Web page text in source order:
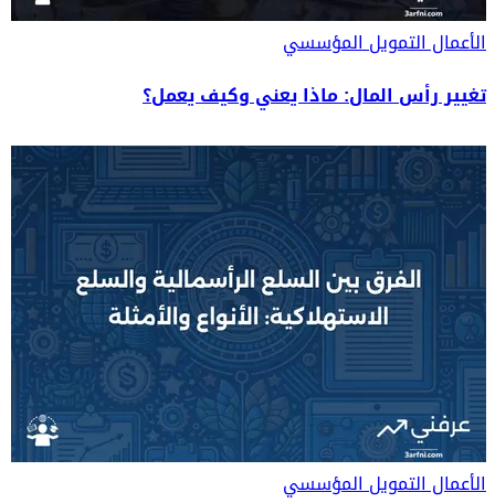
الأعمالالتمويل المؤسسي
تغيير رأس المال: ماذا يعني وكيف يعمل؟
الأعمالالتمويل المؤسسي